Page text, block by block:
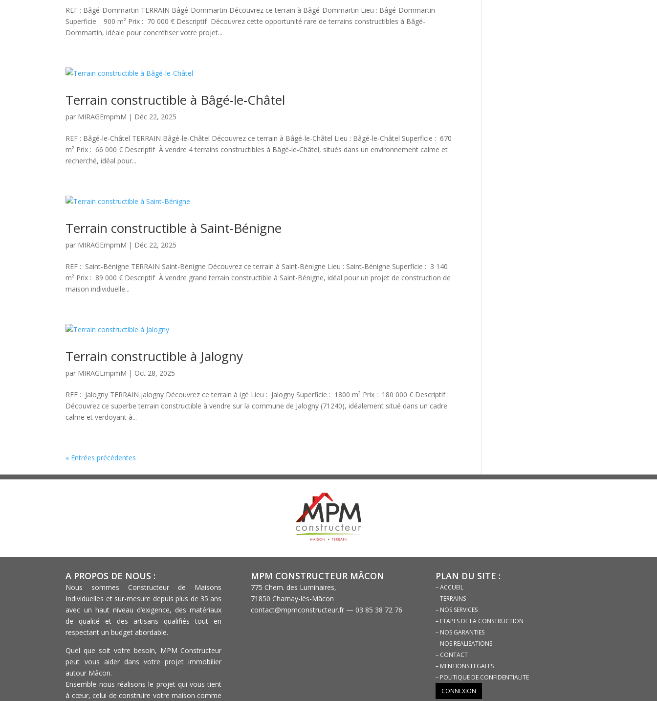
REF : Bâgé-Dommartin TERRAIN Bâgé-Dommartin Découvrez ce terrain à Bâgé-Dommartin Lieu : Bâgé-Dommartin
Superficie : 900 m² Prix : 70 000 € Descriptif Découvrez cette opportunité rare de terrains constructibles à Bâgé-
Dommartin, idéale pour concrétiser votre projet...
Terrain constructible à Bâgé-le-Châtel
par MIRAGEmpmM | Déc 22, 2025
REF : Bâgé-le-Châtel TERRAIN Bâgé-le-Châtel Découvrez ce terrain à Bâgé-le-Châtel Lieu : Bâgé-le-Châtel Superficie : 670
m² Prix : 66 000 € Descriptif À vendre 4 terrains constructibles à Bâgé-le-Châtel, situés dans un environnement calme et
recherché, idéal pour...
Terrain constructible à Saint-Bénigne
par MIRAGEmpmM | Déc 22, 2025
REF : Saint-Bénigne TERRAIN Saint-Bénigne Découvrez ce terrain à Saint-Bénigne Lieu : Saint-Bénigne Superficie : 3 140
m² Prix : 89 000 € Descriptif À vendre grand terrain constructible à Saint-Bénigne, idéal pour un projet de construction de
maison individuelle...
Terrain constructible à Jalogny
par MIRAGEmpmM | Oct 28, 2025
REF : Jalogny TERRAIN jalogny Découvrez ce terrain à igé Lieu : Jalogny Superficie : 1800 m² Prix : 180 000 € Descriptif :
Découvrez ce superbe terrain constructible à vendre sur la commune de Jalogny (71240), idéalement situé dans un cadre
calme et verdoyant à...
« Entrées précédentes
A PROPOS DE NOUS :
Nous sommes Constructeur de Maisons
Individuelles et sur-mesure depuis plus de 35 ans
avec un haut niveau d’exigence, des matériaux
de qualité et des artisans qualifiés tout en
respectant un budget abordable.
Quel que soit votre besoin, MPM Constructeur
peut vous aider dans votre projet immobilier
autour Mâcon.
Ensemble nous réalisons le projet qui vous tient
à cœur, celui de construire votre maison comme
MPM CONSTRUCTEUR MÂCON
775 Chem. des Luminaires,
71850 Charnay-lès-Mâcon
contact@mpmconstructeur.fr — 03 85 38 72 76
PLAN DU SITE :
– ACCUEIL
– TERRAINS
– NOS SERVICES
– ETAPES DE LA CONSTRUCTION
– NOS GARANTIES
– NOS REALISATIONS
– CONTACT
– MENTIONS LEGALES
– POLITIQUE DE CONFIDENTIALITE
CONNEXION